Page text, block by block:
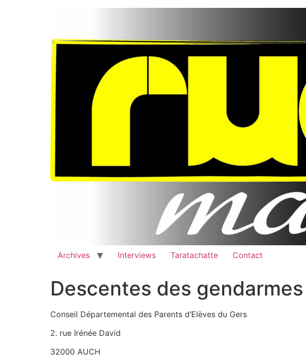
Archives Interviews Taratachatte Contact
Descentes des
Conseil Départemental des Parents d’Elèves du Gers
2. rue Irénée David
32000 AUCH